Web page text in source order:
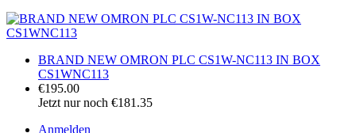
BRAND NEW OMRON PLC CS1W-NC113 IN BOX
CS1WNC113
€195.00
Jetzt nur noch €181.35
Anmelden